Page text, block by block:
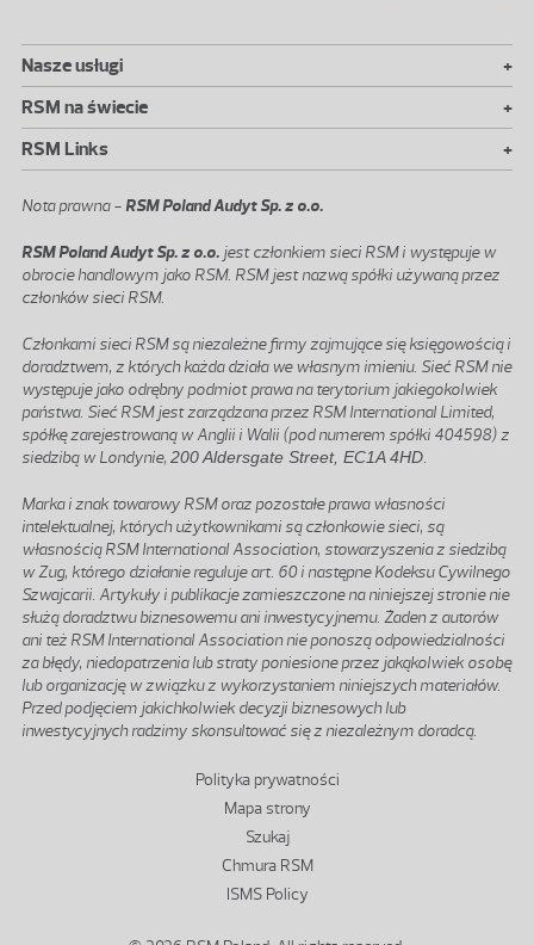
Nasze usługi
+
RSM na świecie
+
RSM Links
+
Nota prawna -RSM Poland Audyt Sp. z o.o.
RSM Poland Audyt Sp. z o.o. jest członkiem sieci RSM i występuje w
obrocie handlowym jako RSM. RSM jest nazwą spółki używaną przez
członków sieci RSM.
Członkami sieci RSM są niezależne firmy zajmujące się księgowością i
doradztwem, z których każda działa we własnym imieniu. Sieć RSM nie
występuje jako odrębny podmiot prawa na terytorium jakiegokolwiek
państwa. Sieć RSM jest zarządzana przez RSM International Limited,
spółkę zarejestrowaną w Anglii i Walii (pod numerem spółki 404598) z
siedzibą w Londynie, 200 Aldersgate Street, EC1A 4HD.
Marka i znak towarowy RSM oraz pozostałe prawa własności
intelektualnej, których użytkownikami są członkowie sieci, są
własnością RSM International Association, stowarzyszenia z siedzibą
w Zug, którego działanie reguluje art. 60 i następne Kodeksu Cywilnego
Szwajcarii. Artykuły i publikacje zamieszczone na niniejszej stronie nie
służą doradztwu biznesowemu ani inwestycyjnemu. Żaden z autorów
ani też RSM International Association nie ponoszą odpowiedzialności
za błędy, niedopatrzenia lub straty poniesione przez jakąkolwiek osobę
lub organizację w związku z wykorzystaniem niniejszych materiałów.
Przed podjęciem jakichkolwiek decyzji biznesowych lub
inwestycyjnych radzimy skonsultować się z niezależnym doradcą.
Polityka prywatności
Mapa strony
Szukaj
Chmura RSM
ISMS Policy